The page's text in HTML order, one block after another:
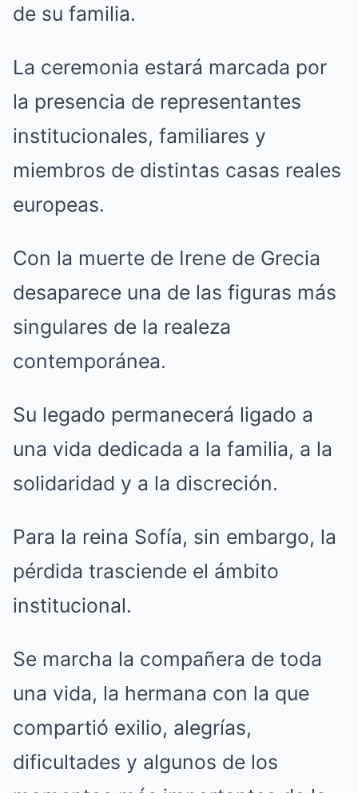
de su familia.
La ceremonia estará marcada por
la presencia de representantes
institucionales, familiares y
miembros de distintas casas reales
europeas.
Con la muerte de Irene de Grecia
desaparece una de las figuras más
singulares de la realeza
contemporánea.
Su legado permanecerá ligado a
una vida dedicada a la familia, a la
solidaridad y a la discreción.
Para la reina Sofía, sin embargo, la
pérdida trasciende el ámbito
institucional.
Se marcha la compañera de toda
una vida, la hermana con la que
compartió exilio, alegrías,
dificultades y algunos de los